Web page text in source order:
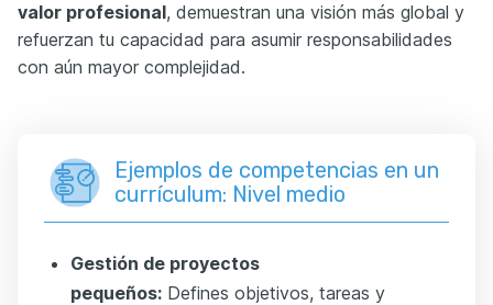
valor profesional, demuestran una visión más global y
refuerzan tu capacidad para asumir responsabilidades
con aún mayor complejidad.
Ejemplos de competencias en un
currículum: Nivel medio
Gestión de proyectos
pequeños: Defines objetivos, tareas y